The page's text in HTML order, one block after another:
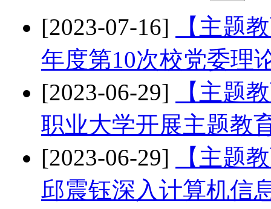
[2023-07-16]
【主题
年度第10次校党委理
[2023-06-29]
【主题
职业大学开展主题教
[2023-06-29]
【主题
邱震钰深入计算机信